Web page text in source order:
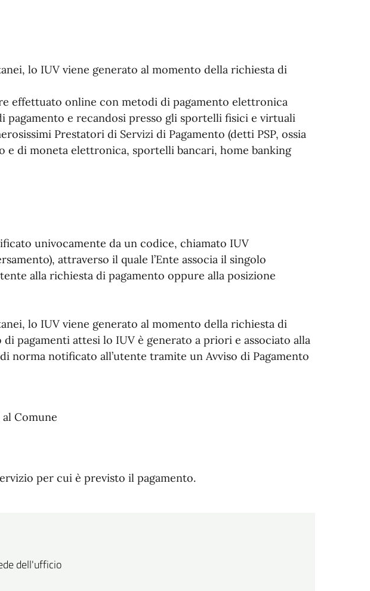
lo IUV viene generato al momento della richiesta di
effettuato online con metodi di pagamento elettronica
pagamento e recandosi presso gli sportelli fisici e virtuali
Prestatori di Servizi di Pagamento (detti PSP, ossia
e di moneta elettronica, sportelli bancari, home banking
univocamente da un codice, chiamato IUV
attraverso il quale l’Ente associa il singolo
alla richiesta di pagamento oppure alla posizione
lo IUV viene generato al momento della richiesta di
pagamenti attesi lo IUV è generato a priori e associato alla
norma notificato all’utente tramite un Avviso di Pagamento
Comune
per cui è previsto il pagamento.
dell'ufficio